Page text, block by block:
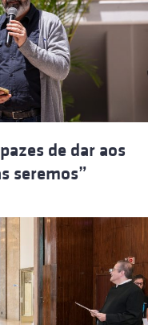
de dar aos
seremos”